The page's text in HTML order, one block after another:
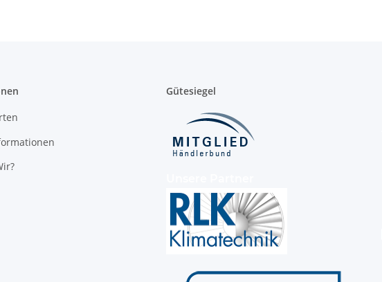
Gütesiegel